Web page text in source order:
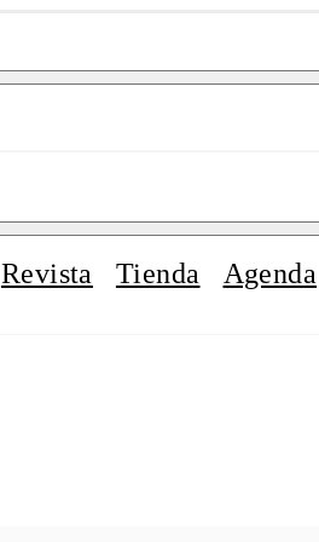
Revista Tienda Agenda